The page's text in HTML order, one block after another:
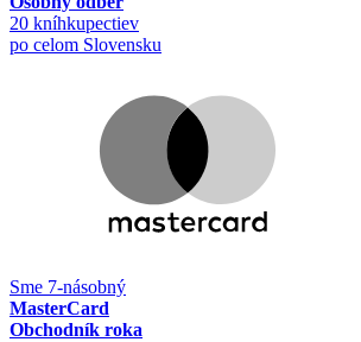
20 kníhkupectiev
po celom Slovensku
Sme 7-násobný
MasterCard
Obchodník roka